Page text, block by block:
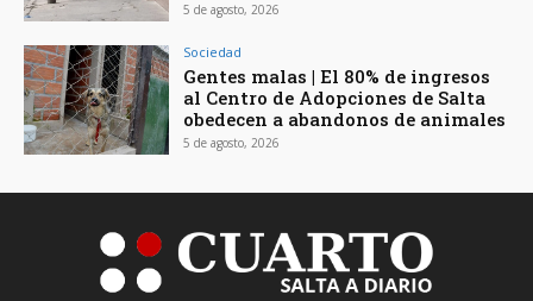
5 de agosto, 2026
Sociedad
Gentes malas | El 80% de ingresos
al Centro de Adopciones de Salta
obedecen a abandonos de animales
5 de agosto, 2026